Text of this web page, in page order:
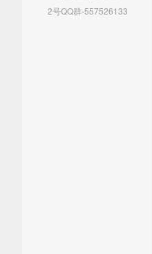
2号QQ群-557526133